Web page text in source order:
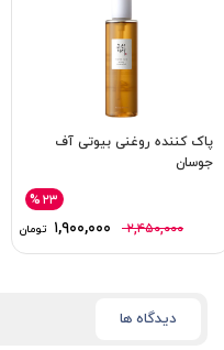
پاک کننده روغنی بیوتی آف
جوسان
۲,۴۵۰,۰۰۰ ۱,۹۰۰,۰۰۰ تومان
%۲۳
دیدگاه ها